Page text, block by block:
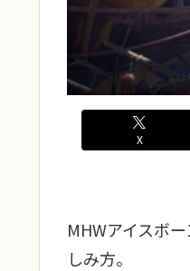
X
MHWアイスボ
しみ方。